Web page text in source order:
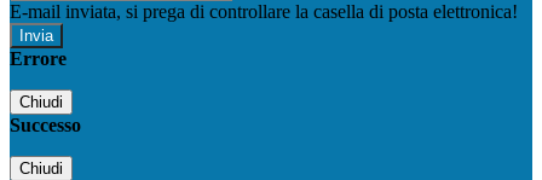
E-mail inviata, si prega di controllare la casella di posta elettronica!
Errore
Chiudi
Successo
Chiudi